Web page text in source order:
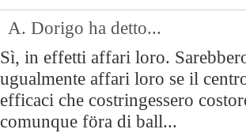
A. Dorigo ha detto...
Sì, in effetti affari loro.
ugualmente affari loro se il
efficaci che costringessero
comunque föra di ball...